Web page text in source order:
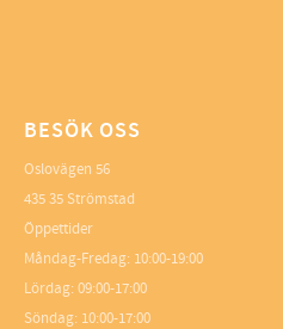
BESÖK OSS
Oslovägen 56
435 35 Strömstad
Öppettider
Måndag-Fredag: 10:00-19:00
Lördag: 09:00-17:00
Söndag: 10:00-17:00